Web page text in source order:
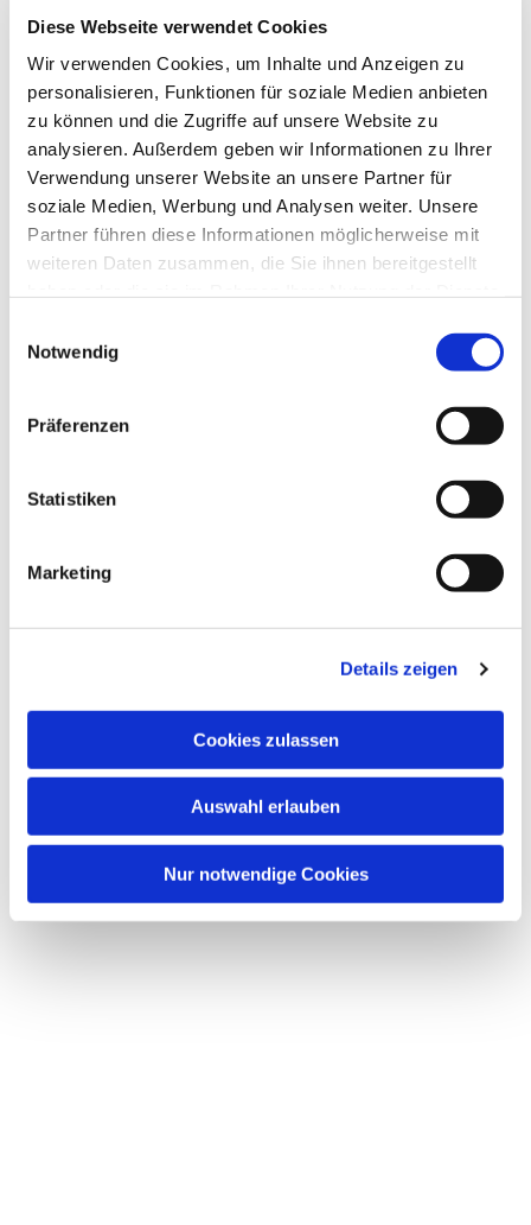
Diese Webseite verwendet Cookies
Wir verwenden Cookies, um Inhalte und Anzeigen zu
personalisieren, Funktionen für soziale Medien anbieten
zu können und die Zugriffe auf unsere Website zu
analysieren. Außerdem geben wir Informationen zu Ihrer
Verwendung unserer Website an unsere Partner für
soziale Medien, Werbung und Analysen weiter. Unsere
Partner führen diese Informationen möglicherweise mit
weiteren Daten zusammen, die Sie ihnen bereitgestellt
Notwendig
Präferenzen
Statistiken
Marketing
Details zeigen
Cookies zulassen
Auswahl erlauben
Nur notwendige Cookies
interessieren